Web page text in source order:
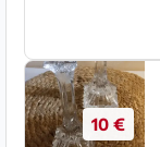
10 €